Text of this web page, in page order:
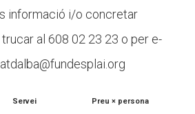
informació i/o concretar
al 608 02 23 23 o per e-
Servei Preu × persona